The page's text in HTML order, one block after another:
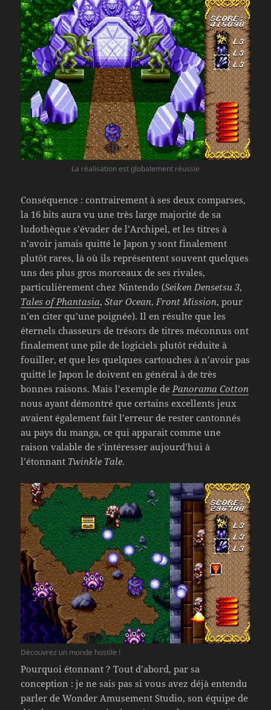
La réalisation est globalement réussie
Conséquence : contrairement à ses deux comparses,
la 16 bits aura vu une très large majorité de sa
ludothèque s’évader de l’Archipel, et les titres à
n’avoir jamais quitté le Japon y sont finalement
plutôt rares, là où ils représentent souvent quelques
uns des plus gros morceaux de ses rivales,
particulièrement chez Nintendo (Seiken Densetsu 3,
Tales of Phantasia,Star Ocean, Front Mission, pour
n’en citer qu’une poignée). Il en résulte que les
éternels chasseurs de trésors de titres méconnus ont
finalement une pile de logiciels plutôt réduite à
fouiller, et que les quelques cartouches à n’avoir pas
quitté le Japon le doivent en général à de très
bonnes raisons. Mais l’exemple de Panorama Cotton
nous ayant démontré que certains excellents jeux
avaient également fait l’erreur de rester cantonnés
au pays du manga, ce qui apparait comme une
raison valable de s’intéresser aujourd’hui à
l’étonnant Twinkle Tale.
Découvrez un monde hostile !
Pourquoi étonnant ? Tout d’abord, par sa
conception : je ne sais pas si vous avez déjà entendu
parler de Wonder Amusement Studio, son équipe de